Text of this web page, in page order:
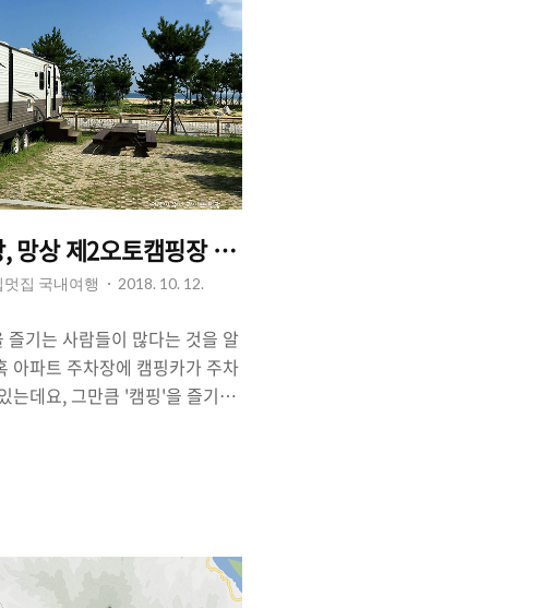
할인)
상 제2오토캠핑장 이용 후기
집 국내여행
2018. 10. 12.
즐기는 사람들이 많다는 것을 알
아파트 주차장에 캠핑카가 주차
는데요, 그만큼 '캠핑'을 즐기는
핑 장비가 없어도 휴가지에서
'에 다녀왔습니다. 망상 제2오
반(캠핑카)가 준비되어 있지